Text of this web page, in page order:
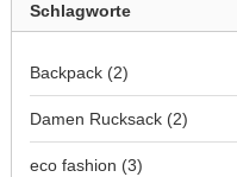
Schlagworte
Backpack (2)
Damen Rucksack (2)
eco fashion (3)